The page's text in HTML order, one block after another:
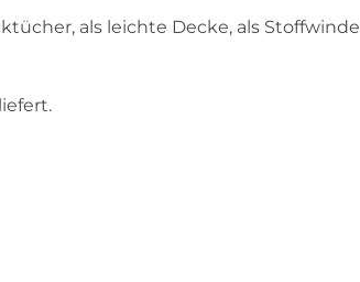
als leichte Decke, als Stoffwindel